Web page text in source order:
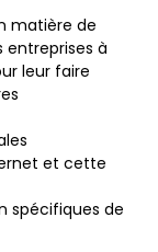
matière de
à
leur faire
et cette
spécifiques de